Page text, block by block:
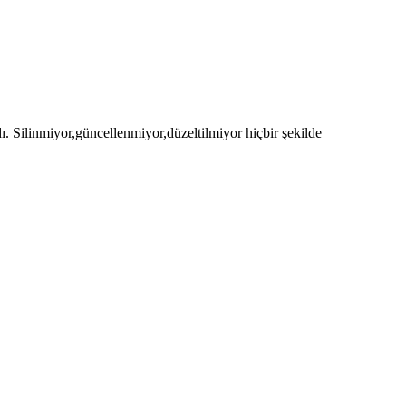
Silinmiyor,güncellenmiyor,düzeltilmiyor hiçbir şekilde